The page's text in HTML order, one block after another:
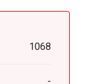
1068
-